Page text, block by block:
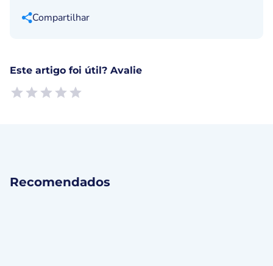
Compartilhar
Este artigo foi útil? Avalie
Recomendados